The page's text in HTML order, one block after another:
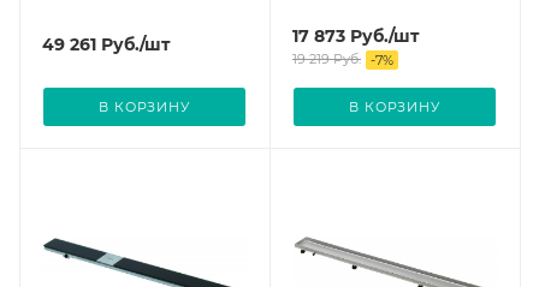
49 261 Руб./шт
В КОРЗИНУ
17 873 Руб./шт
19 219Руб. -7%
В КОРЗИНУ